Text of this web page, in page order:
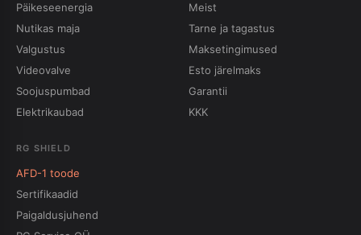
Päikeseenergia
Nutikas maja
Valgustus
Videovalve
Soojuspumbad
Elektrikaubad
Meist
Tarne ja tagastus
Maksetingimused
Esto järelmaks
Garantii
KKK
RG SHIELD
AFD-1 toode
Sertifikaadid
Paigaldusjuhend